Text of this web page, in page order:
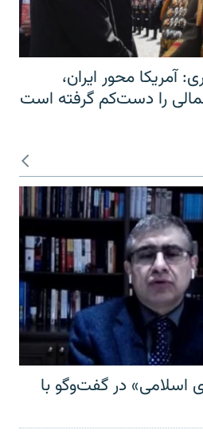
آمریکا محور ایران،
را دست‌کم گرفته است
اسلامی» در گفت‌وگو با